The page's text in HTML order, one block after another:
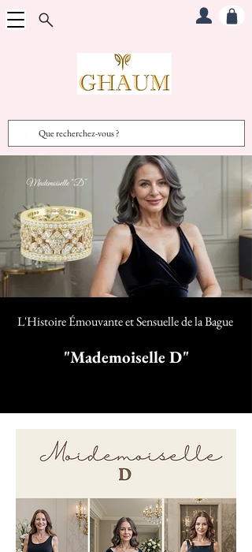
L'Histoire Émouvante et Sensuelle de la Bague
"Mademoiselle D"